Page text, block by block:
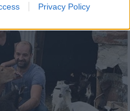
Privacy Policy